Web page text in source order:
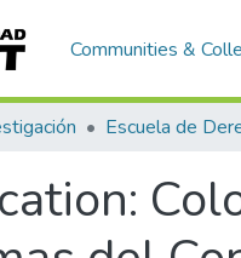
Communities &
Escuela de